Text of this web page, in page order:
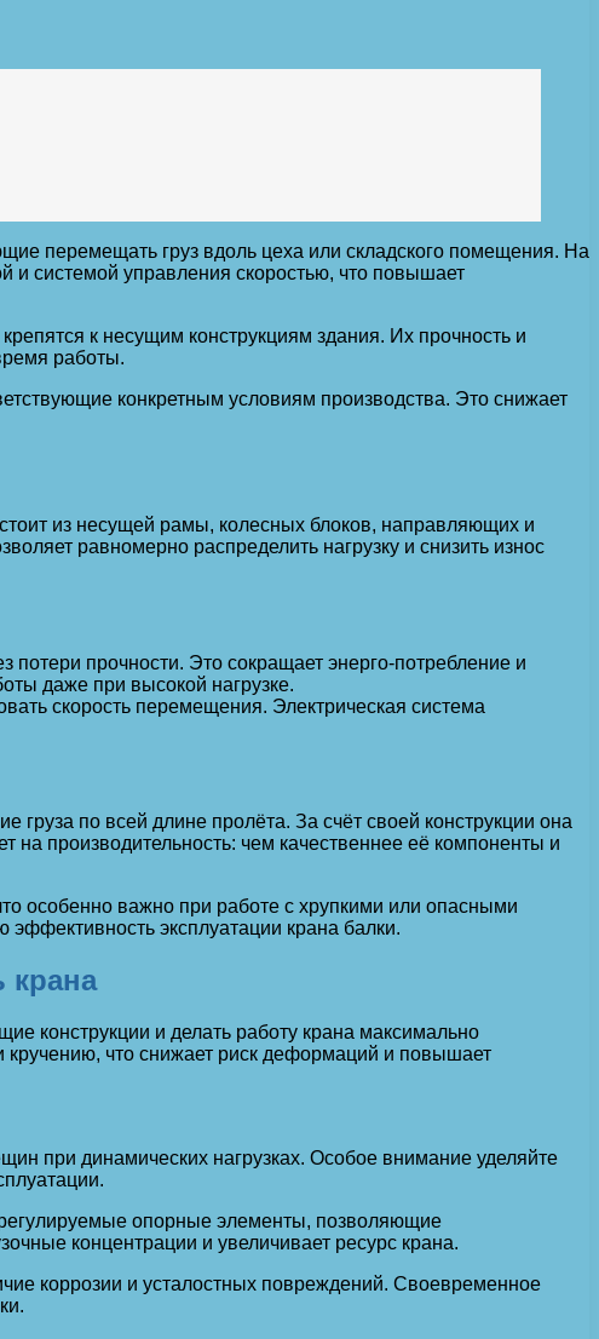
перемещать груз вдоль цеха или складского помещения. На
и системой управления скоростью, что повышает
к несущим конструкциям здания. Их прочность и
работы.
конкретным условиям производства. Это снижает
из несущей рамы, колесных блоков, направляющих и
равномерно распределить нагрузку и снизить износ
прочности. Это сокращает энерго-потребление и
даже при высокой нагрузке.
скорость перемещения. Электрическая система
по всей длине пролёта. За счёт своей конструкции она
производительность: чем качественнее её компоненты и
особенно важно при работе с хрупкими или опасными
эксплуатации крана балки.
крана
конструкции и делать работу крана максимально
что снижает риск деформаций и повышает
при динамических нагрузках. Особое внимание уделяйте
опорные элементы, позволяющие
концентрации и увеличивает ресурс крана.
коррозии и усталостных повреждений. Своевременное